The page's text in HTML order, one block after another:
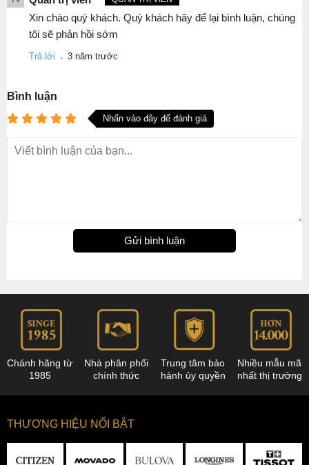
Xin chào quý khách. Quý khách hãy để lại bình luận, chúng
tôi sẽ phản hồi sớm
Trả lời . 3 năm trước
Bình luận
Nhấn vào đây để đánh giá
Gửi bình luận
Chánh hãng từ
1985
Nhà phân phối
chính thức
Trung tâm bảo
hành ủy quyền
Nhiều mẫu mã
nhất thị trường
THƯƠNG HIỆU NỔI BẬT